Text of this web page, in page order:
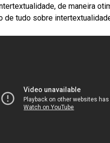
de maneira
de tudo sobre